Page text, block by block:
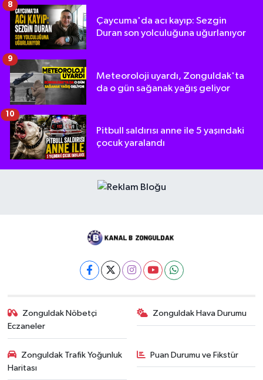
Çaycuma'da acı kayıp: Sezgin
Duran son yolculuğuna uğurlanıyor
8
Meteoroloji uyardı, Zonguldak'ta
da o gün sağanak yağış geliyor
9
Pitbull saldırısı anne ile 5 yaşındaki
çocuk yaralandı
10
Zonguldak Nöbetçi
Eczaneler
Zonguldak Hava Durumu
Zonguldak Trafik Yoğunluk
Haritası
Puan Durumu ve Fikstür